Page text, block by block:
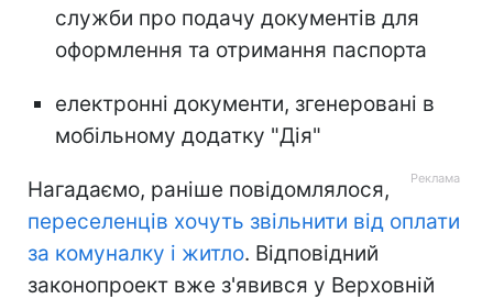
служби про подачу документів для
оформлення та отримання паспорта
електронні документи, згенеровані в
мобільному додатку "Дія"
Нагадаємо, раніше повідомлялося,
переселенців хочуть звільнити від оплати
за комуналку і житло. Відповідний
законопроект вже з'явився у Верховній